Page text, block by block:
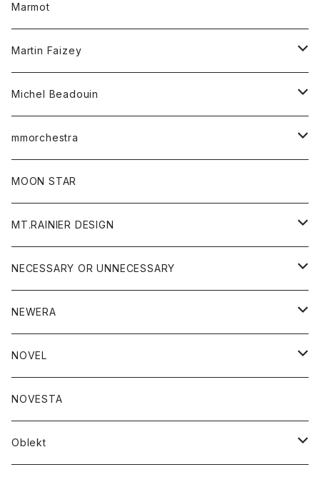
ベスト
ポロシャツ
ロングスリーブTシャツ
フリース
Tシャツ
トップス
Tシャツ
Marmot
Martin Faizey
ベルト
Michel Beadouin
トップス
ジャケット
ニット
パンツ
mmorchestra
帽子
MOON STAR
MT.RAINIER DESIGN
アウター
コート
ジャケット
アクセサリー
バッグ
グッズ
ウォレット
靴
トップス
ジャケット
ボトム
NECESSARY OR UNNECESSARY
アウター
コート
ジャケット
アクセサリー
バッグ
ブレスレット
グッズ
靴
トップス
NEWERA
帽子
NOVEL
トップス
カットソー
ボトム
NOVESTA
Oblekt